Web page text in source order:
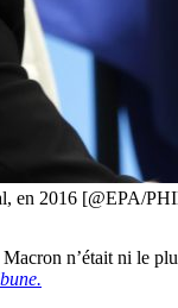
en 2016 [@EPA/
n’était ni le